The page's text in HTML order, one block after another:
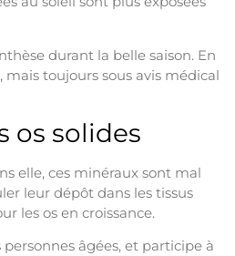
durant la belle saison. En
toujours sous avis médical
os solides
elle, ces minéraux sont mal
leur dépôt dans les tissus
les os en croissance.
âgées, et participe à